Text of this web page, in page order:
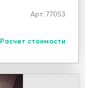
Арт: 77053
Расчет стоимости